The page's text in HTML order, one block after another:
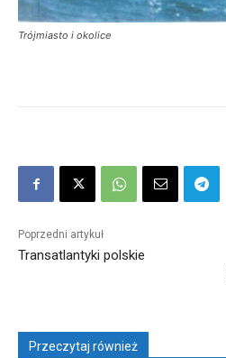
Trójmiasto i okolice
Poprzedni artykuł
Transatlantyki polskie
Przeczytaj również